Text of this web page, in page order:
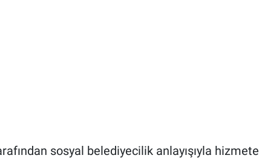
sosyal belediyecilik anlayışıyla hizmete